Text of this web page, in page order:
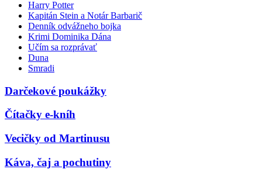
Harry Potter
Kapitán Stein a Notár Barbarič
Denník odvážneho bojka
Krimi Dominika Dána
Učím sa rozprávať
Duna
Smradi
Darčekové poukážky
Čítačky e-kníh
Vecičky od Martinusu
Káva, čaj a pochutiny